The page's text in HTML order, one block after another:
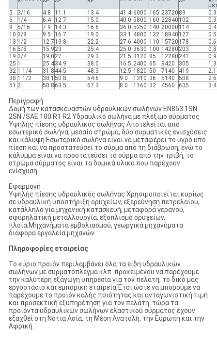
5
3/16 4.8 11.1 13.4 41.4 6000 165 23720 89
6
1/4 6.4 12.7 15.0 40.0 5800 160 22840 102
8
5/16 7.9 14.3 16.6 36.0 5250 140 20000 114
10 3/8 9.5 16.7 19.0 33.1 4800 132 18840 127
13 1/2 12.7 19.8 22.2 27.6 4000 110 15720 178
16 5/8 15.9 23 25.4 25.0 3630 100 14280 203
0.8
19 3/4 19.0 27 29.3 21.5 3120 85 12280 241
25 1 25.434.9 38.0 16.5 2400 65 9420 305
32 1 1/4 31.8 44.5 48.3 12.5 1820 50 7140 419
38 1 1/2 38.1 50.8 54.6 9.0 1310 36 5140 508
51 2 50.8 63.5 67.3 8.0 1160 32 4560 635
Περιγραφή
Δομή των κατασκευαστών υδραυλικών σωλήνων EN853 1SN
2SN /SAE 100 R1 R2 Υδραυλικό σωλήνα με πλέξιμο σύρματος
Υψηλής πίεσης υδραυλικός σωλήνας Αποτελείται από
εσωτερικό σωλήνα, μεσαίο στρώμα, δύο συρματικές ενισχύσεις
και κάλυψη.Εσωτερικό σωλήνα είναι να μεταφέρει το υγρό υπό
πίεση και να προστατεύσει το σύρμα από τη διάβρωση, ενώ το
κάλυμμα είναι να προστατεύσει το σύρμα από την τριβή, το
στρώμα σύρματος είναι τα δομικά υλικά που παρέχουν
ενίσχυση.
Εφαρμογή
Υψηλής πίεσης υδραυλικός σωλήνας Χρησιμοποιείται κυρίως
σε υδραυλική υποστήριξη ορυχείων, εξερεύνηση πετρελαίου,
κατάλληλο για μηχανική κατασκευή, μεταφορά γερανού,
σφυρηλατική μεταλλουργία, εξοπλισμό ορυχείων,
πλοία,Μηχανήματα εμβολιασμού, γεωργικά μηχανήματα
διάφορα εργαλεία μηχανών.
Πληροφορίες εταιρείας
Το κύριο προϊόν περιλαμβάνει όλα τα είδη υδραυλικών
σωλήνων με συρματόπλεγμα κλπ. προκειμένου να παρέχουμε
την καλύτερη εξάγωγη υπηρεσία για τον πελάτη, το δικό μας
εργοστάσιο και εμπορική εταιρεία,Έτσι ώστε να μπορούμε να
παρέχουμε το προϊόν καλής ποιότητας και ανταγωνιστική τιμή
και προσεκτική εξυπηρέτηση για τον πελάτη. τώρα τα
προϊόντα υδραυλικών σωλήνων ελαστικού σύρματος έχουν
εξαχθεί στη Νότια Ασία, τη Μέση Ανατολή, την Ευρώπη και την
Αφρική.